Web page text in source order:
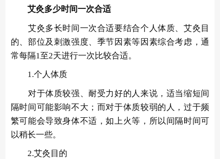
艾灸多少时间一次合适
艾灸多长时间一次合适要结合个人体质、艾灸目
的、部位及刺激强度、季节因素等因素综合考虑，通
常每隔1至2天进行一次比较合适。
1.个人体质
对于体质较强、耐受力好的人来说，适当缩短间
隔时间可能影响不大；而对于体质较弱的人，过于频
繁可能会导致身体不适，如上火等，所以间隔时间可
以稍长一些。
2.艾灸目的